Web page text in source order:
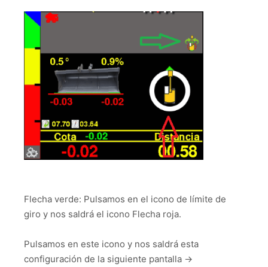
Flecha verde: Pulsamos en el icono de límite de
giro y nos saldrá el icono Flecha roja.
Pulsamos en este icono y nos saldrá esta
configuración de la siguiente pantalla ->